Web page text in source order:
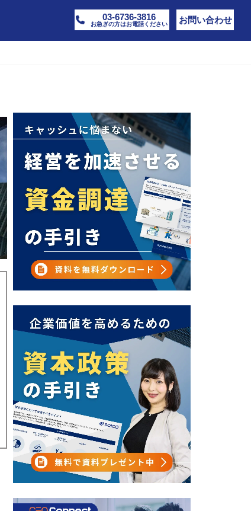
03-6736-3816
お急ぎの方はお電話ください お問い合わせ